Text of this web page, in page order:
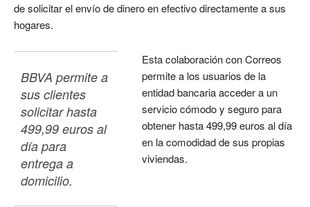
de solicitar el envío de dinero en efectivo directamente a sus
hogares.
BBVA permite a
sus clientes
solicitar hasta
499,99 euros al
día para
entrega a
domicilio.
Esta colaboración con Correos
permite a los usuarios de la
entidad bancaria acceder a un
servicio cómodo y seguro para
obtener hasta 499,99 euros al día
en la comodidad de sus propias
viviendas.